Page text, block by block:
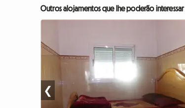
Outros alojamentos que lhe poderão interessar
❮